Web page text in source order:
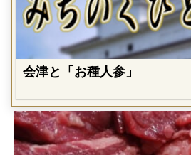
会津と「お種人参」